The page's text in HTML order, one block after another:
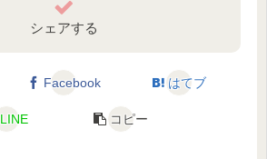
シェアする
Facebook はてブ
LINE コピー